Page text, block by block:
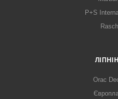
P+S
Rasch
Orac